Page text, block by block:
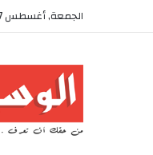
الجمعة, أغسطس 7 2026